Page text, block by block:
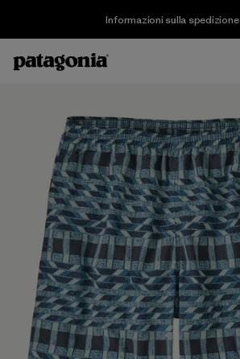
Informazioni sulla spedizione